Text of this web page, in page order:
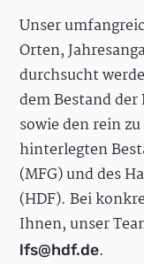
Unser
Orten,
durchsucht
dem Bestand
sowie den rein
hinterlegten
(MFG) und des
(HDF). Bei
Ihnen, unser
lfs@hdf.de.